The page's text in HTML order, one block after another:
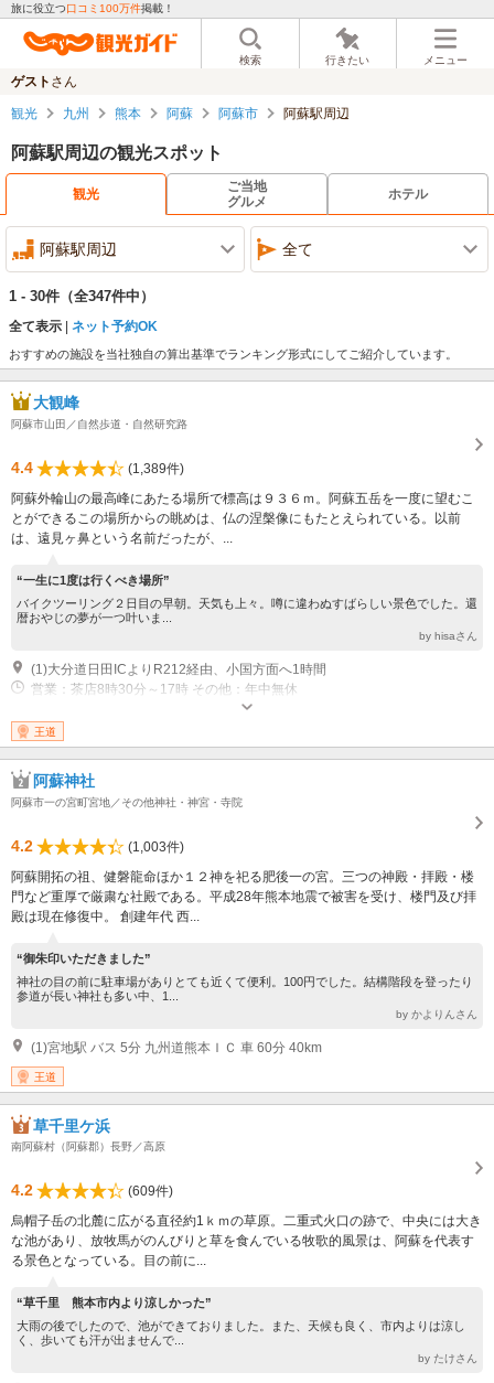
旅に役立つ口コミ100万件掲載！
検索 行きたい メニュー
ゲスト さん
観光 九州 熊本 阿蘇 阿蘇市 阿蘇駅周辺
阿蘇駅周辺の観光スポット
観光
ご当地
グルメ
ホテル
阿蘇駅周辺 全て
1 - 30件 （全347件中）
全て表示 ネット予約OK
おすすめの施設を当社独自の算出基準でランキング形式にしてご紹介しています。
大観峰
阿蘇市山田／自然歩道・自然研究路
4.4
(1,389件)
阿蘇外輪山の最高峰にあたる場所で標高は９３６ｍ。阿蘇五岳を一度に望むこ
とができるこの場所からの眺めは、仏の涅槃像にもたとえられている。以前
は、遠見ヶ鼻という名前だったが、...
“一生に1度は行くべき場所”
バイクツーリング２日目の早朝。天気も上々。噂に違わぬすばらしい景色でした。還
暦おやじの夢が一つ叶いま...
by hisaさん
(1)大分道日田ICよりR212経由、小国方面へ1時間
営業：茶店8時30分～17時 その他：年中無休
王道
阿蘇神社
阿蘇市一の宮町宮地／その他神社・神宮・寺院
4.2
(1,003件)
阿蘇開拓の祖、健磐龍命ほか１２神を祀る肥後一の宮。三つの神殿・拝殿・楼
門など重厚で厳粛な社殿である。平成28年熊本地震で被害を受け、楼門及び拝
殿は現在修復中。 創建年代 西...
“御朱印いただきました”
神社の目の前に駐車場がありとても近くて便利。100円でした。結構階段を登ったり
参道が長い神社も多い中、1...
by かよりんさん
(1)宮地駅 バス 5分 九州道熊本ＩＣ 車 60分 40km
王道
草千里ケ浜
南阿蘇村（阿蘇郡）長野／高原
4.2
(609件)
烏帽子岳の北麓に広がる直径約1ｋｍの草原。二重式火口の跡で、中央には大き
な池があり、放牧馬がのんびりと草を食んでいる牧歌的風景は、阿蘇を代表す
る景色となっている。目の前に...
“草千里 熊本市内より涼しかった”
大雨の後でしたので、池ができておりました。また、天候も良く、市内よりは涼し
く、歩いても汗が出ませんで...
by たけさん